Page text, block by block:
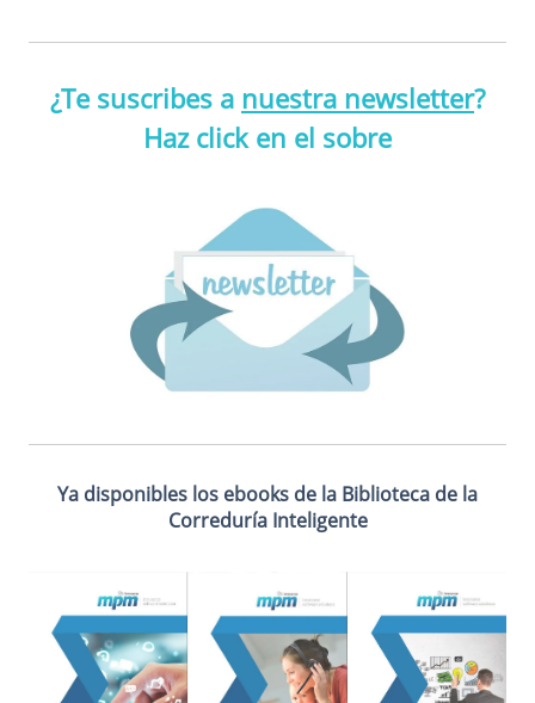
¿Te suscribes a nuestra newsletter?
Haz click en el sobre
Ya disponibles los ebooks de la Biblioteca de la
Correduría Inteligente